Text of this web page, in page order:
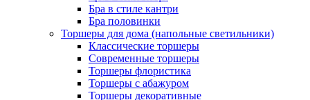
Бра в стиле кантри
Бра половинки
Торшеры для дома (напольные светильники)
Классические торшеры
Современные торшеры
Торшеры флористика
Торшеры с абажуром
Торшеры декоративные